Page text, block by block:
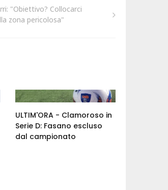
"Obiettivo? Collocarci
zona pericolosa"
ULTIM'ORA - Clamoroso in
Serie D: Fasano escluso
dal campionato